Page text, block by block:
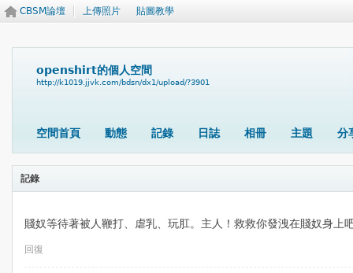
CBSM論壇 上傳照片 貼圖教學
openshirt的個人空間
http://k1019.jjvk.com/bdsn/dx1/upload/?3901
空間首頁 動態 記錄 日誌 相冊 主題 分
記錄
賤奴等待著被人鞭打、虐乳、玩肛。主人！救救你發洩在賤奴身上
回復